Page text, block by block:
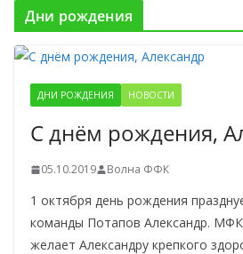
Дни рождения
ДНИ РОЖДЕНИЯ НОВОСТИ
С днём рождения,
05.10.2019 Волна ФФК
1 октября день рождения
команды Потапов Александр.
желает Александру крепкого